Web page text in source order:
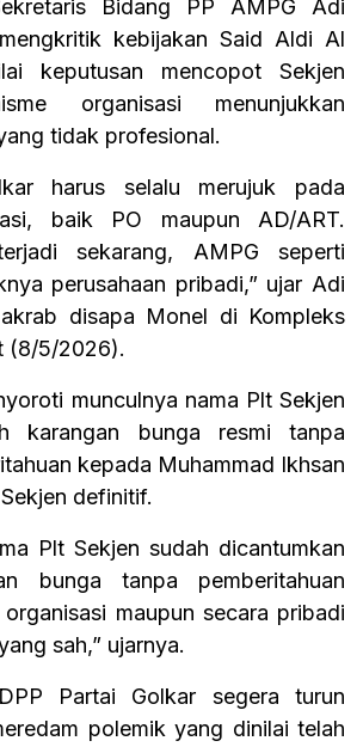
Bidang PP AMPG Adi
kebijakan Said Aldi Al
keputusan mencopot Sekjen
organisasi menunjukkan
tidak profesional.
harus selalu merujuk pada
baik PO maupun AD/ART.
sekarang, AMPG seperti
perusahaan pribadi,” ujar Adi
disapa Monel di Kompleks
(8/5/2026).
munculnya nama Plt Sekjen
karangan bunga resmi tanpa
kepada Muhammad Ikhsan
definitif.
Plt Sekjen sudah dicantumkan
bunga tanpa pemberitahuan
maupun secara pribadi
sah,” ujarnya.
Partai Golkar segera turun
polemik yang dinilai telah